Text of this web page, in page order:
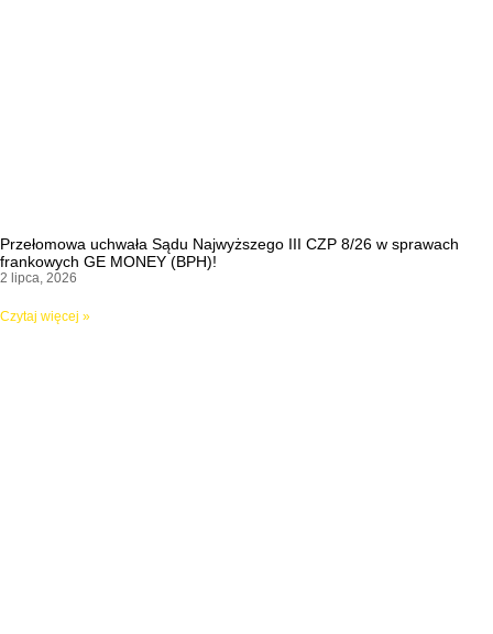
Przełomowa uchwała Sądu Najwyższego III CZP 8/26 w sprawach
frankowych GE MONEY (BPH)!
2 lipca, 2026
Czytaj więcej »